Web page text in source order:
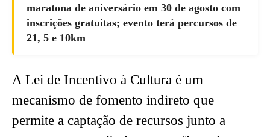
maratona de aniversário em 30 de agosto com
inscrições gratuitas; evento terá percursos de
21, 5 e 10km
A Lei de Incentivo à Cultura é um
mecanismo de fomento indireto que
permite a captação de recursos junto a